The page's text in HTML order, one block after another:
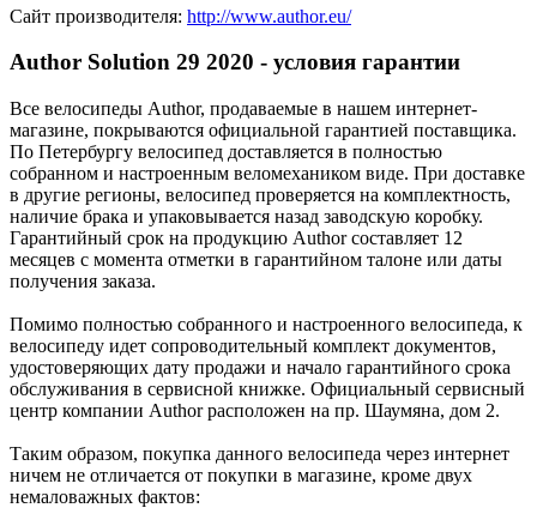
Сайт производителя: http://www.author.eu/
Author Solution 29 2020 - условия гарантии
Все велосипеды Author, продаваемые в нашем интернет-
магазине, покрываются официальной гарантией поставщика.
По Петербургу велосипед доставляется в полностью
собранном и настроенным веломехаником виде. При доставке
в другие регионы, велосипед проверяется на комплектность,
наличие брака и упаковывается назад заводскую коробку.
Гарантийный срок на продукцию Author составляет 12
месяцев с момента отметки в гарантийном талоне или даты
получения заказа.
Помимо полностью собранного и настроенного велосипеда, к
велосипеду идет сопроводительный комплект документов,
удостоверяющих дату продажи и начало гарантийного срока
обслуживания в сервисной книжке. Официальный сервисный
центр компании Author расположен на пр. Шаумяна, дом 2.
Таким образом, покупка данного велосипеда через интернет
ничем не отличается от покупки в магазине, кроме двух
немаловажных фактов: